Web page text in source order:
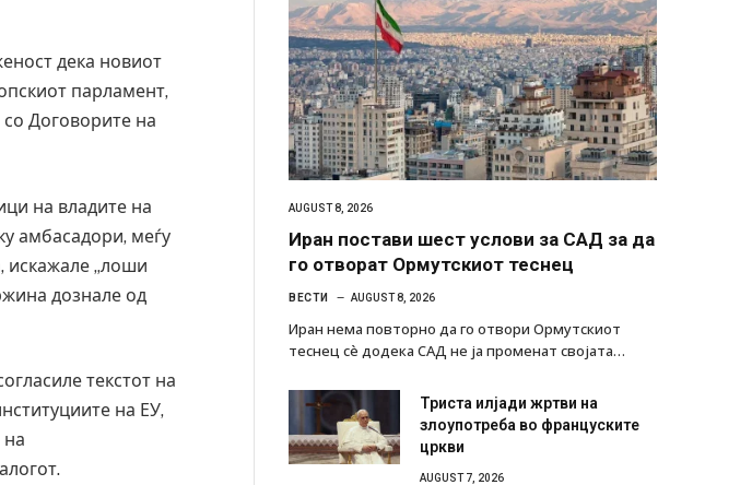
дека новиот
парламент,
Договорите на
на владите на
амбасадори, меѓу
искажале „лоши
дознале од
текстот на
на ЕУ,
на
AUGUST 8, 2026
Иран постави шест услови за САД за да
го отворат Ормутскиот теснец
ВЕСТИ AUGUST 8, 2026
Иран нема повторно да го отвори Ормутскиот
теснец сè додека САД не ја променат својата…
Триста илјади жртви на
злоупотреба во француските
цркви
AUGUST 7, 2026